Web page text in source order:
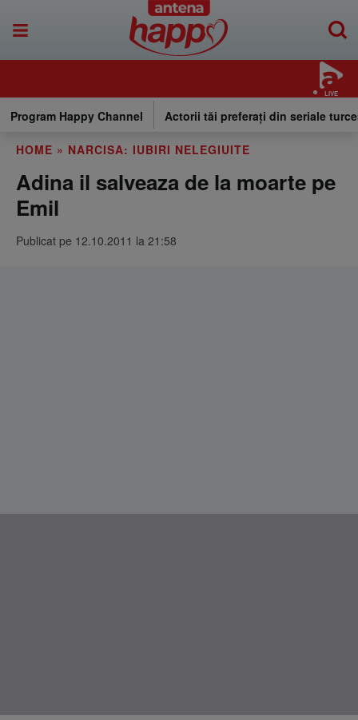
LIVE
Program Happy Channel Actorii tăi preferați din seriale
HOME » NARCISA: IUBIRI NELEGIUITE
Adina il salveaza de la moarte pe
Emil
Publicat pe 12.10.2011 la 21:58